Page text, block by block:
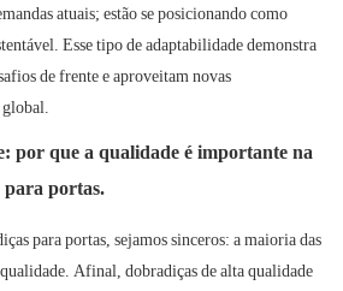
atuais; estão se posicionando como
Esse tipo de adaptabilidade demonstra
de frente e aproveitam novas
global.
por que a qualidade é importante na
para portas.
para portas, sejamos sinceros: a maioria das
qualidade. Afinal, dobradiças de alta qualidade